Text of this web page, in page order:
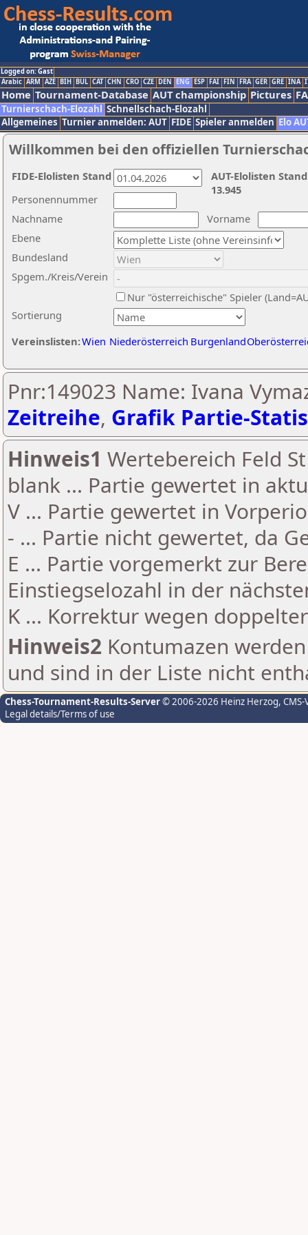
Logged on: Gast
Arabic ARM AZE BIH BUL CAT CHN CRO CZE DEN ENG ESP FAI FIN FRA GER GRE INA
Home Tournament-Database AUT championship Pictures
Turnierschach-Elozahl Schnellschach-Elozahl
Allgemeines Turnier anmelden: AUT FIDE Spieler anmelden Elo
Willkommen bei den offiziellen
Nachname
Vorname
Ebene
Sortierung
Personennummer
Bundesland
Spgem./Kreis/Verein
Nur "österreichische" Spieler
Vereinslisten:Wien Niederösterreich Burgenland
AUT-Elolisten
13.945
FIDE-Elolisten Stand
Pnr:149023 Name: Ivana
Zeitreihe, Grafik Partie-
Hinweis1 Wertebereich Feld
blank ... Partie gewertet in
V ... Partie gewertet in
- ... Partie nicht gewertet, da
E ... Partie vorgemerkt zur
Einstiegselozahl in der
K ... Korrektur wegen
Hinweis2 Kontumazen
und sind in der Liste nicht
Chess-Tournament-Results-Server© 2006-2026 Heinz Herzog,
Legal details/Terms of use